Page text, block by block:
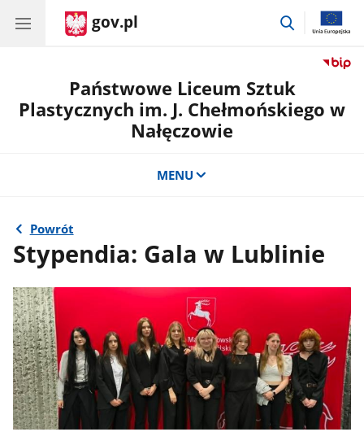
gov.pl
przejdź
Państwowe Liceum Sztuk
Plastycznych im. J. Chełmońskiego w
Nałęczowie
MENU
Powrót
Stypendia: Gala w Lublinie